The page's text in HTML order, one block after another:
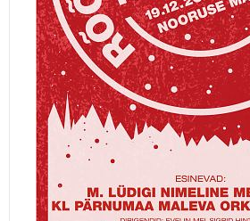
Jõulukontsert Pärnu Nooruse Majas